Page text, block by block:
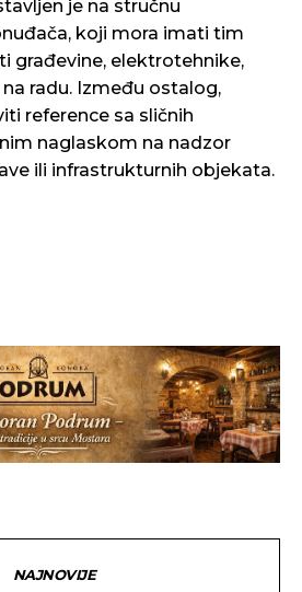
je na stručnu
koji mora imati tim
građevine, elektrotehnike,
radu. Između ostalog,
reference sa sličnih
naglaskom na nadzor
ili infrastrukturnih objekata.
NAJNOVIJE